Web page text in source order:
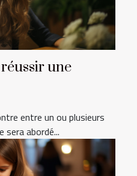
une
entre un ou plusieurs
sera abordé...